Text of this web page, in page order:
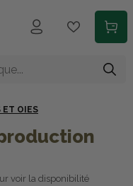
ET OIES
voir la disponibilité